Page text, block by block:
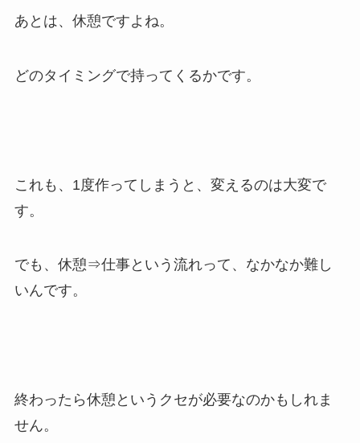
あとは、休憩ですよね。
どのタイミングで持ってくるかです。
これも、1度作ってしまうと、変えるのは大変で
す。
でも、休憩⇒仕事という流れって、なかなか難し
いんです。
終わったら休憩というクセが必要なのかもしれま
せん。